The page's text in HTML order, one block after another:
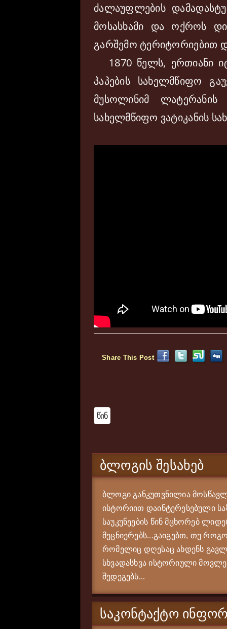
ძალაუფლების
მოსასხამი და ოქროს
გარშემო ტერიტორიებით
1870 წელს, ერთიანი
პაპების სახელმწიფო
მუსოლინიმ
სახელმწიფო ვატიკანის
Share This Post
Წინ
ᲑᲚᲝᲒᲘᲡ ᲨᲔᲡᲐᲮᲔᲑ
ბლოგი განკუთვნილია
ისტორიით დაინტერესებული
საუკუნეების წინ მცხორებ
მეცნიერებს...გაიგებთ, თუ
რომელიც დღესაც ახდენს
სხვადასხვა ისტორიული
შედეგებს...
ᲡᲐᲙᲝᲜᲢᲐᲥᲢᲝ